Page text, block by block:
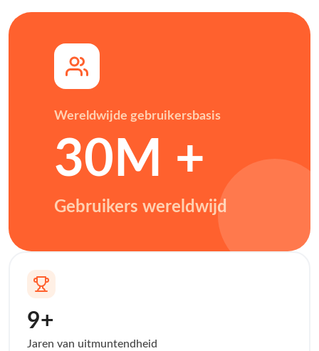
Wereldwijde gebruikersbasis
30M +
Gebruikers wereldwijd
9+
Jaren van uitmuntendheid